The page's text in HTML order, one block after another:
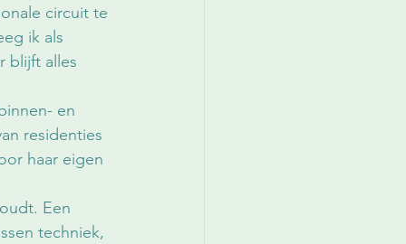
circuit te
ik als
blijft alles
en
residenties
haar eigen
Een
techniek,